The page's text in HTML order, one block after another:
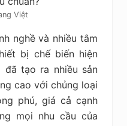
Việt
nghề và nhiều tâm
bị chế biến hiện
đã tạo ra nhiều sản
cao với chủng loại
phú, giá cả cạnh
mọi nhu cầu của